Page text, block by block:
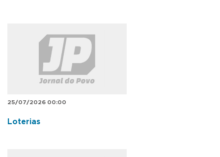
25/07/2026 00:00
Loterias